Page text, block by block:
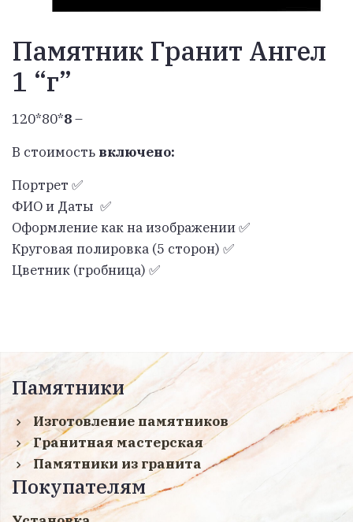
Памятник Гранит Ангел
1 “г”
120*80*8–
В стоимость включено:
Портрет ✅
ФИО и Даты ✅
Оформление как на изображении ✅
Круговая полировка (5 сторон) ✅
Цветник (гробница) ✅
Памятники
Изготовление памятников
Гранитная мастерская
Памятники из гранита
Покупателям